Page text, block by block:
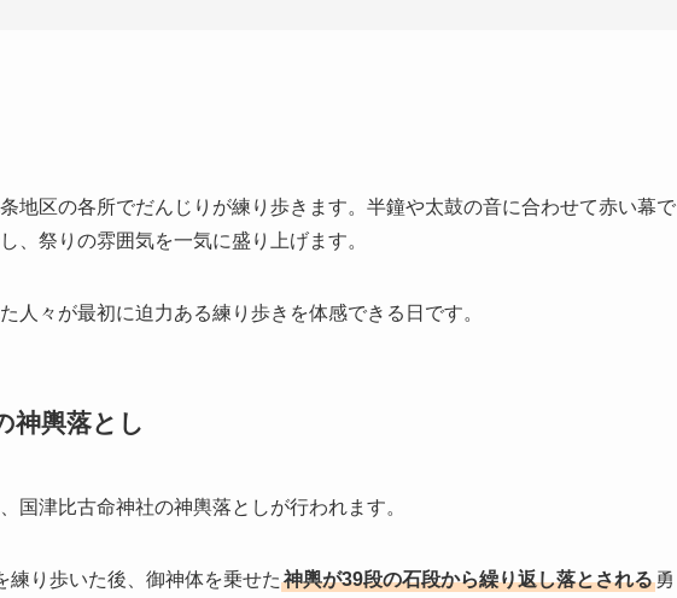
地区の各所でだんじりが練り歩きます。半鐘や太鼓の音に合わせて赤い幕で
、祭りの雰囲気を一気に盛り上げます。
人々が最初に迫力ある練り歩きを体感できる日です。
神輿落とし
国津比古命神社の神輿落としが行われます。
り歩いた後、御神体を乗せた 神輿が39段の石段から繰り返し落とされる 勇